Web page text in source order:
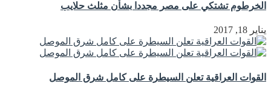
الخرطوم تشتكي على مصر مجددا بشأن مثلث حلايب
يناير 18, 2017
القوات العراقية تعلن السيطرة على كامل شرق الموصل